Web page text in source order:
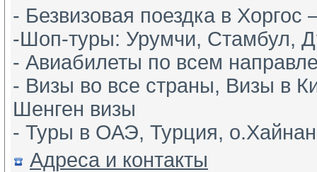
- Безвизовая поездка в Хоргос
-Шоп-туры: Урумчи, Стамбул,
- Авиабилеты по всем
- Визы во все страны, Визы в
Шенген визы
- Туры в ОАЭ, Турция,
Адреса и контакты